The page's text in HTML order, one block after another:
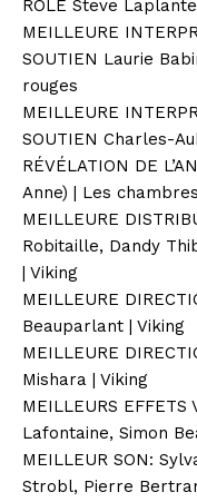
RÔLE Steve
MEILLEURE
SOUTIEN Laurie
rouges
MEILLEURE
SOUTIEN Charles-
RÉVÉLATION DE
Anne) | Les
MEILLEURE
Robitaille, Dandy
| Viking
MEILLEURE
Beauparlant | Viking
MEILLEURE
Mishara | Viking
MEILLEURS
Lafontaine, Simon
MEILLEUR SON:
Strobl, Pierre